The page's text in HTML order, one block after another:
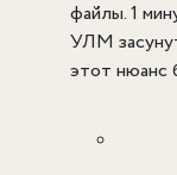
файлы. 1
УЛМ
этот нюанс